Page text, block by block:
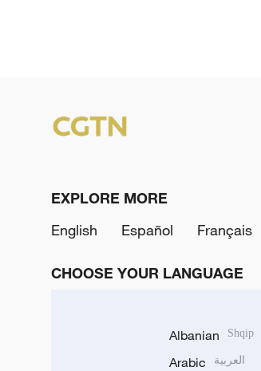
EXPLORE MORE
English
Español Français
CHOOSE YOUR LANGUAGE
Albanian Shqip
Arabic العربية